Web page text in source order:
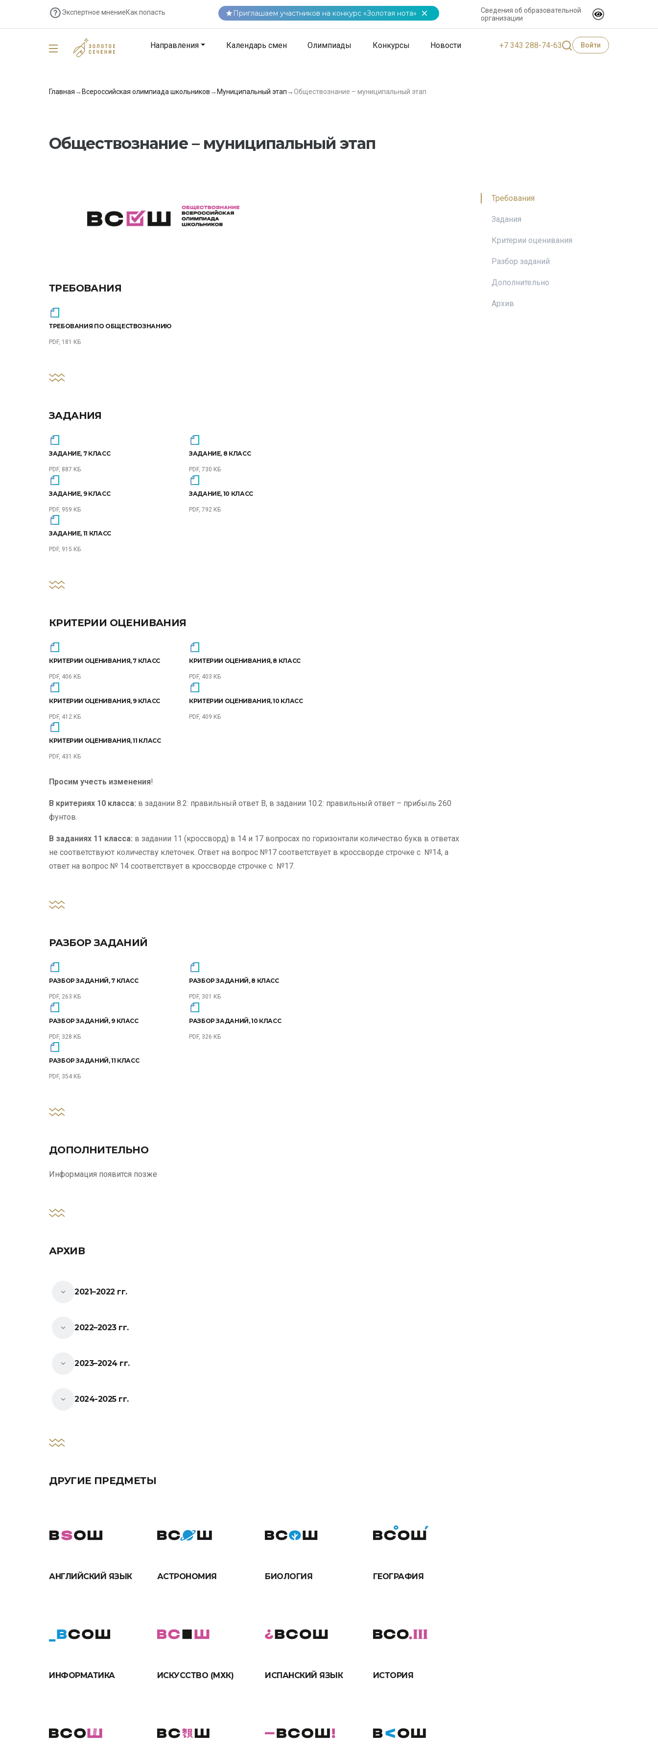
Экспертное мнениеКак попасть Приглашаем участников на конкурс «Золотая нота»
Сведения об образовательной
организации
Направления Календарь смен Олимпиады Конкурсы Новости +7 343 288-74-63 Войти
Главная → Всероссийская олимпиада школьников → Муниципальный этап →Обществознание – муниципальный этап
Обществознание – муниципальный этап
ТРЕБОВАНИЯ
ТРЕБОВАНИЯ ПО ОБЩЕСТВОЗНАНИЮ
PDF, 181 КБ
ЗАДАНИЯ
ЗАДАНИЕ, 7 КЛАСС
PDF, 887 КБ
ЗАДАНИЕ, 8 КЛАСС
PDF, 730 КБ
ЗАДАНИЕ, 9 КЛАСС
PDF, 959 КБ
ЗАДАНИЕ, 10 КЛАСС
PDF, 792 КБ
ЗАДАНИЕ, 11 КЛАСС
PDF, 915 КБ
КРИТЕРИИ ОЦЕНИВАНИЯ
КРИТЕРИИ ОЦЕНИВАНИЯ, 7 КЛАСС
PDF, 406 КБ
КРИТЕРИИ ОЦЕНИВАНИЯ, 8 КЛАСС
PDF, 403 КБ
КРИТЕРИИ ОЦЕНИВАНИЯ, 9 КЛАСС
PDF, 412 КБ
КРИТЕРИИ ОЦЕНИВАНИЯ, 10 КЛАСС
PDF, 409 КБ
КРИТЕРИИ ОЦЕНИВАНИЯ, 11 КЛАСС
PDF, 431 КБ
Просим учесть изменения!
В критериях 10 класса: в задании 8.2: правильный ответ В, в задании 10.2: правильный ответ – прибыль 260
фунтов.
В заданиях 11 класса: в задании 11 (кроссворд) в 14 и 17 вопросах по горизонтали количество букв в ответах
не соответствуют количеству клеточек. Ответ на вопрос №17 соответствует в кроссворде строчке с №14, а
ответ на вопрос № 14 соответствует в кроссворде строчке с №17.
РАЗБОР ЗАДАНИЙ
РАЗБОР ЗАДАНИЙ, 7 КЛАСС
PDF, 263 КБ
РАЗБОР ЗАДАНИЙ, 8 КЛАСС
PDF, 301 КБ
РАЗБОР ЗАДАНИЙ, 9 КЛАСС
PDF, 328 КБ
РАЗБОР ЗАДАНИЙ, 10 КЛАСС
PDF, 326 КБ
РАЗБОР ЗАДАНИЙ, 11 КЛАСС
PDF, 354 КБ
ДОПОЛНИТЕЛЬНО
Информация появится позже
АРХИВ
2021–2022 гг.
2022–2023 гг.
2023–2024 гг.
2024-2025 гг.
ДРУГИЕ ПРЕДМЕТЫ
АНГЛИЙСКИЙ ЯЗЫК АСТРОНОМИЯ БИОЛОГИЯ ГЕОГРАФИЯ
ИНФОРМАТИКА ИСКУССТВО (МХК) ИСПАНСКИЙ ЯЗЫК ИСТОРИЯ
Требования
Задания
Критерии оценивания
Разбор заданий
Дополнительно
Архив